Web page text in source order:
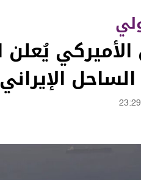
الإيراني
23:29